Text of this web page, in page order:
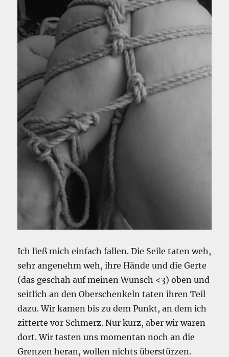
Ich ließ mich einfach fallen. Die Seile taten weh,
sehr angenehm weh, ihre Hände und die Gerte
(das geschah auf meinen Wunsch <3) oben und
seitlich an den Oberschenkeln taten ihren Teil
dazu. Wir kamen bis zu dem Punkt, an dem ich
zitterte vor Schmerz. Nur kurz, aber wir waren
dort. Wir tasten uns momentan noch an die
Grenzen heran, wollen nichts überstürzen.